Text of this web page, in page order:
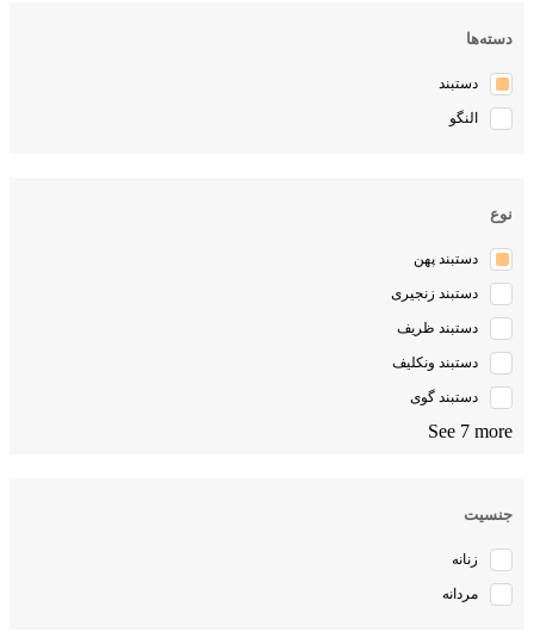
دسته‌ها
دستبند
النگو
نوع
دستبند پهن
دستبند زنجیری
دستبند ظریف
دستبند ونکلیف
دستبند گوی
See 7 more
جنسیت
زنانه
مردانه